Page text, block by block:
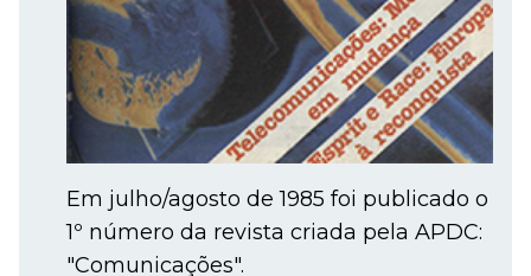
Em julho/agosto de 1985 foi publicado o
1º número da revista criada pela APDC:
"Comunicações".